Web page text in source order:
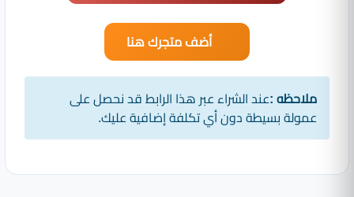
أضف متجرك هنا
ملاحظه :عند الشراء عبر هذا الرابط قد نحصل على
عمولة بسيطة دون أي تكلفة إضافية عليك.